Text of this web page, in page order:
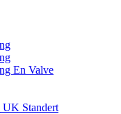
En Valve
UK Standert